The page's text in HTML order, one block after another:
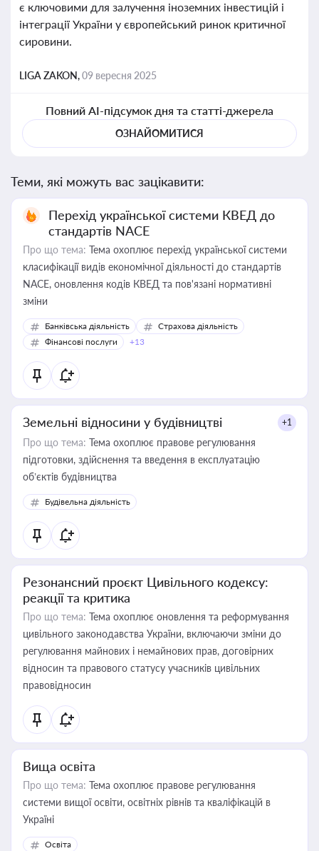
є ключовими для залучення іноземних інвестицій і
інтеграції України у європейський ринок критичної
сировини.
LIGA ZAKON,09 вересня 2025
Повний AI-підсумок дня та статті-джерела
ОЗНАЙОМИТИСЯ
Теми, які можуть вас зацікавити:
Перехід української системи КВЕД до
стандартів NACE
Про що тема: Тема охоплює перехід української системи
класифікації видів економічної діяльності до стандартів
NACE, оновлення кодів КВЕД та пов'язані нормативні
зміни
Банківська діяльність
Страхова діяльність
Фінансові послуги
+13
Земельні відносини у будівництві +1
Про що тема: Тема охоплює правове регулювання
підготовки, здійснення та введення в експлуатацію
об’єктів будівництва
Будівельна діяльність
Резонансний проєкт Цивільного кодексу:
реакції та критика
Про що тема: Тема охоплює оновлення та реформування
цивільного законодавства України, включаючи зміни до
регулювання майнових і немайнових прав, договірних
відносин та правового статусу учасників цивільних
правовідносин
Вища освіта
Про що тема: Тема охоплює правове регулювання
системи вищої освіти, освітніх рівнів та кваліфікацій в
Україні
Освіта